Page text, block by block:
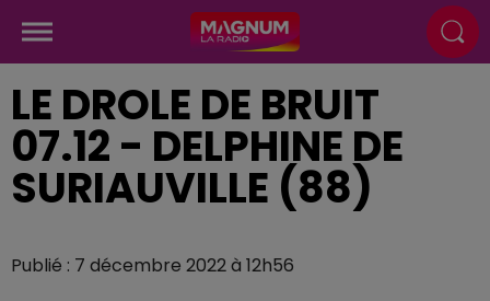
LE DROLE DE BRUIT
07.12 - DELPHINE DE
SURIAUVILLE (88)
Publié : 7 décembre 2022 à 12h56